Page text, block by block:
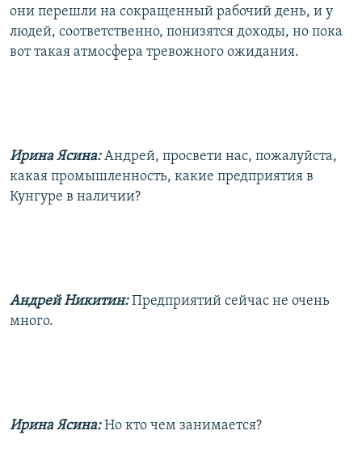
они перешли на сокращенный рабочий день, и у
людей, соответственно, понизятся доходы, но пока
вот такая атмосфера тревожного ожидания.
Ирина Ясина: Андрей, просвети нас, пожалуйста,
какая промышленность, какие предприятия в
Кунгуре в наличии?
Андрей Никитин: Предприятий сейчас не очень
много.
Ирина Ясина: Но кто чем занимается?